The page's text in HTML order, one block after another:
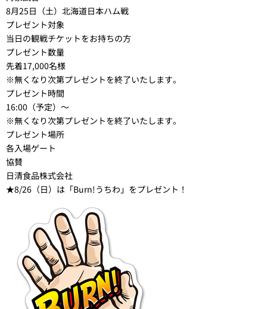
8月25日（土）北海道日本ハム戦
プレゼント対象
当日の観戦チケットをお持ちの方
プレゼント数量
先着17,000名様
※無くなり次第プレゼントを終了いたします。
プレゼント時間
16:00（予定）～
※無くなり次第プレゼントを終了いたします。
プレゼント場所
各入場ゲート
協賛
日清食品株式会社
★8/26（日）は「Burn!うちわ」をプレゼント！